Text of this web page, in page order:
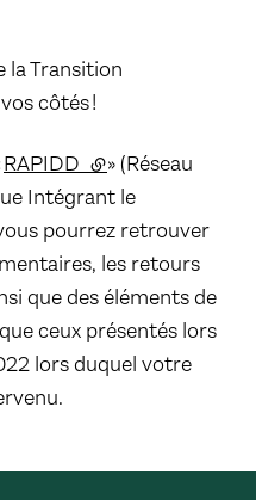
la Transition
côtés !
RAPIDD (lien externe)
» (Réseau
Intégrant le
pourrez retrouver
les retours
que des éléments de
ceux présentés lors
lors duquel votre